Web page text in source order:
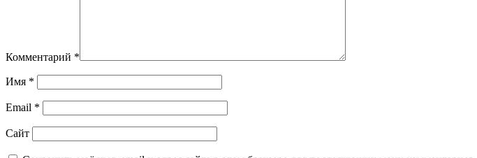
Комментарий *
Имя *
Email *
Сайт